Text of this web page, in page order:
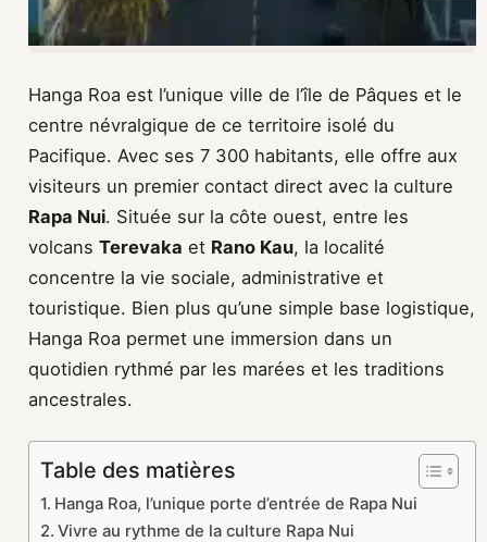
Hanga Roa est l’unique ville de l’île de Pâques et le
centre névralgique de ce territoire isolé du
Pacifique. Avec ses 7 300 habitants, elle offre aux
visiteurs un premier contact direct avec la culture
Rapa Nui. Située sur la côte ouest, entre les
volcans Terevaka et Rano Kau, la localité
concentre la vie sociale, administrative et
touristique. Bien plus qu’une simple base logistique,
Hanga Roa permet une immersion dans un
quotidien rythmé par les marées et les traditions
ancestrales.
Table des matières
Hanga Roa, l’unique porte d’entrée de Rapa Nui
Vivre au rythme de la culture Rapa Nui